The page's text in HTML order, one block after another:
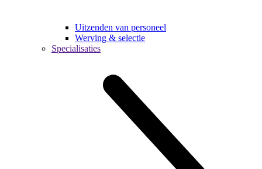
Uitzenden van personeel
Werving & selectie
Specialisaties